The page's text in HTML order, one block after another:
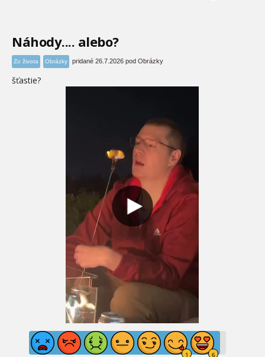
Náhody.... alebo?
Zo života Obrázky pridané 26.7.2026 pod Obrázky
šťastie?